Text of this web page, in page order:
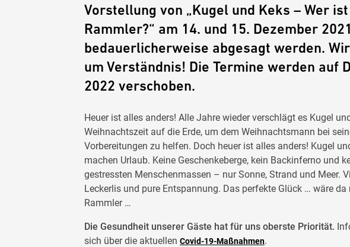
Vorstellung von „Kugel und Keks – Wer
Rammler?“ am 14. und 15. Dezember 2021
bedauerlicherweise abgesagt werden.
um Verständnis! Die Termine werden auf
2022 verschoben.
Heuer ist alles anders! Alle Jahre wieder verschlägt es Kugel
Weihnachtszeit auf die Erde, um dem Weihnachtsmann bei
Vorbereitungen zu helfen. Doch heuer ist alles anders! Kugel
machen Urlaub. Keine Geschenkeberge, kein Backinferno und
gestressten Menschenmassen – nur Sonne, Strand und Meer.
Leckerlis und pure Entspannung. Das perfekte Glück … wäre da
Rammler …
Die Gesundheit unserer Gäste hat für uns oberste Priorität.
sich über die aktuellen Covid-19-Maßnahmen.